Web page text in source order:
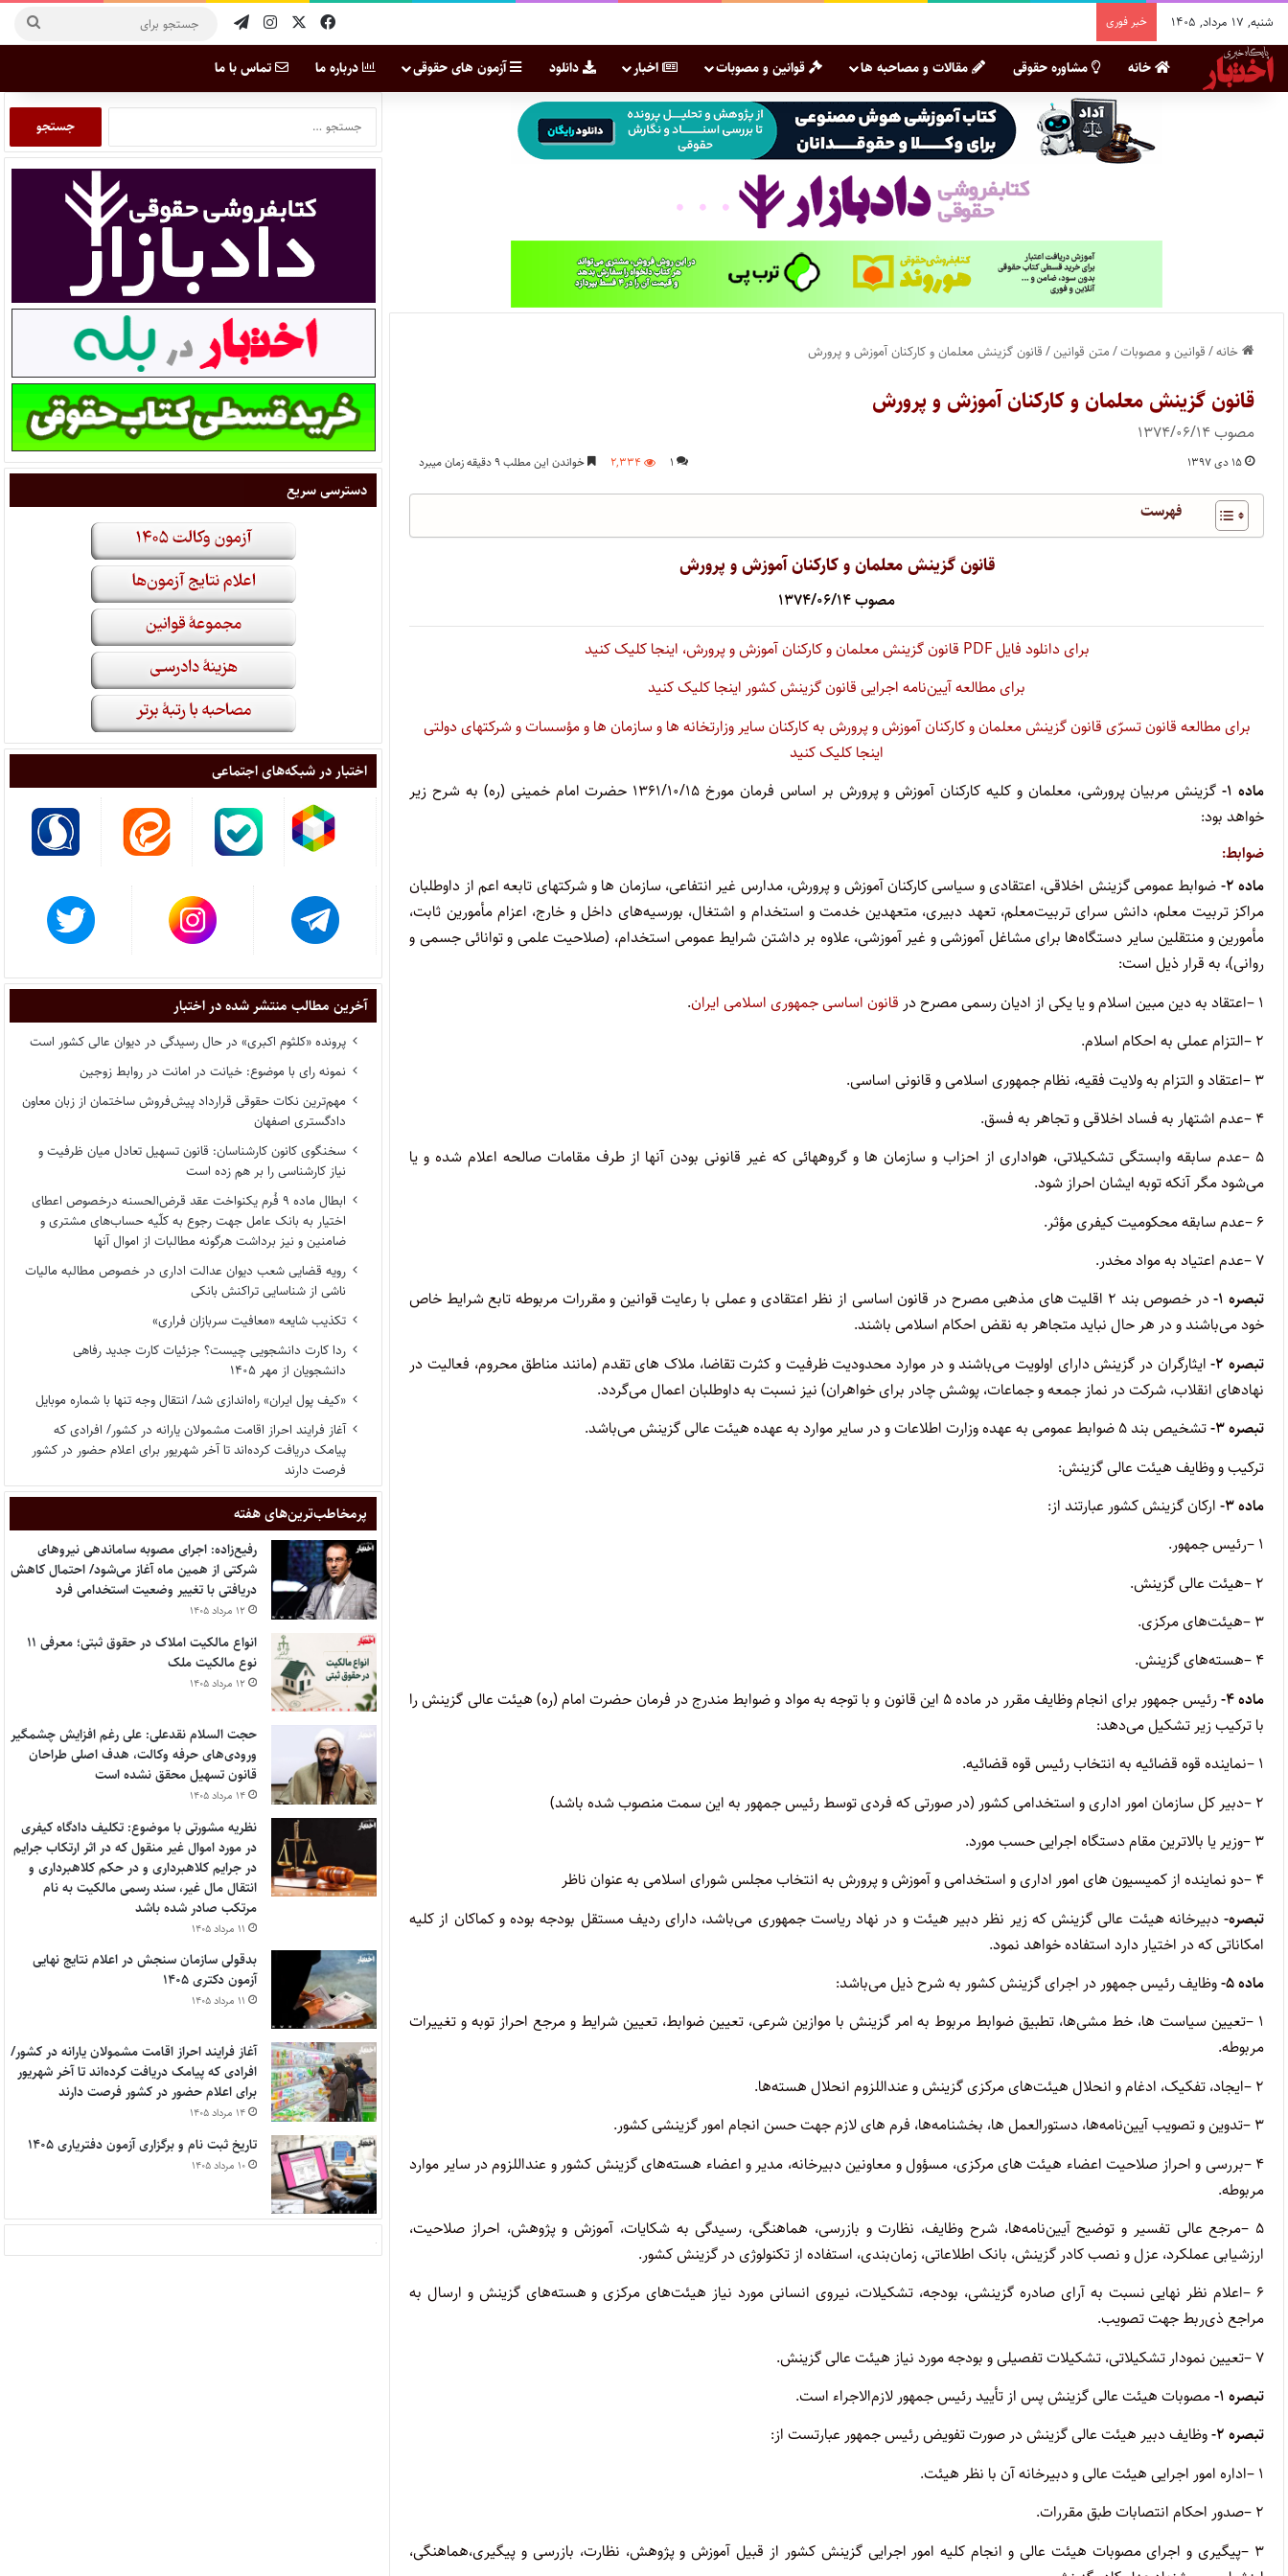
شنبه, ۱۷ مرداد, ۱۴۰۵ خبر فوری
خانه مشاوره حقوقی مقالات و مصاحبه ها قوانین و مصوبات اخبار دانلود آزمون های حقوقی درباره ما تماس با ما
خانه/قوانین و مصوبات/متن قوانین/قانون گزینش معلمان و کارکنان آموزش و پرورش
قانون گزینش معلمان و کارکنان آموزش و پرورش
مصوب ۱۳۷۴/۰۶/۱۴
۱۵ دی ۱۳۹۷ ۱ ۲,۳۳۴ خواندن این مطلب ۹ دقیقه زمان میبرد
فهرست
قانون گزینش معلمان و کارکنان آموزش و پرورش
مصوب ۱۳۷۴/۰۶/۱۴
برای دانلود فایل PDF‌ قانون گزینش معلمان و کارکنان آموزش و پرورش، اینجا کلیک کنید
برای مطالعه آیین‌نامه اجرایی قانون گزینش کشور اینجا کلیک کنید
برای مطالعه قانون تسرّی قانون گزینش معلمان و کارکنان آموزش و پرورش به کارکنان سایر وزارتخانه ها و سازمان ها و مؤسسات و شرکتهای دولتی
اینجا کلیک کنید
ماده ۱-
گزینش مربیان پرورشی، معلمان و کلیه کارکنان آموزش و پرورش بر اساس فرمان مورخ ۱۳۶۱/۱۰/۱۵ حضرت امام خمینی (‌ره) به شرح‌ زیر
خواهد بود:
ضوابط:
ماده ۲- ضوابط عمومی گزینش اخلاقی، اعتقادی و سیاسی کارکنان آموزش و پرورش، مدارس غیر انتفاعی، سازمان ها و شرکتهای تابعه اعم از‌ داوطلبان
مراکز تربیت معلم، دانش سرای تربیت‌معلم، تعهد دبیری، متعهدین خدمت و استخدام و اشتغال، بورسیه‌های داخل و خارج، اعزام مأمورین‌ ثابت،
مأمورین و منتقلین سایر دستگاه‌ها برای مشاغل آموزشی و غیر آموزشی، علاوه بر داشتن شرایط عمومی استخدام، (‌صلاحیت علمی و توانائی ‌جسمی و
روانی)، به قرار ذیل است:
۱ –اعتقاد به دین مبین اسلام و یا یکی از ادیان رسمی مصرح در قانون اساسی جمهوری اسلامی ایران.
۲ –التزام عملی به احکام اسلام.
۳ –اعتقاد و التزام به ولایت فقیه، نظام جمهوری اسلامی و قانونی اساسی.
۴ –عدم اشتهار به فساد اخلاقی و تجاهر به فسق.
۵ –عدم سابقه وابستگی تشکیلاتی، هواداری از احزاب و سازمان ها و گروههائی که غیر قانونی بودن آنها از طرف مقامات صالحه اعلام شده و یا‌
می‌شود مگر آنکه توبه ایشان احراز شود.
۶ –عدم سابقه محکومیت کیفری مؤثر.
۷ –عدم اعتیاد به مواد مخدر.
تبصره ۱-
در خصوص بند ۲ اقلیت های مذهبی مصرح در قانون اساسی از نظر اعتقادی و عملی با رعایت قوانین و مقررات مربوطه تابع شرایط ‌خاص
خود می‌باشند و در هر حال نباید متجاهر به نقض احکام اسلامی باشند.
تبصره ۲- ایثارگران در گزینش دارای اولویت می‌باشند و در موارد محدودیت ظرفیت و کثرت تقاضا، ملاک های تقدم (‌مانند مناطق محروم، فعالیت‌ در
نهادهای انقلاب، شرکت در نماز جمعه و جماعات، پوشش چادر برای خواهران) نیز نسبت به داوطلبان اعمال می‌گردد.
تبصره۳- تشخیص بند ۵ ضوابط عمومی به عهده وزارت اطلاعات و در سایر موارد به عهده هیئت عالی گزینش می‌باشد
.
ترکیب و وظایف هیئت عالی گزینش:
ماده۳- ارکان گزینش کشور عبارتند از:
۱ –رئیس جمهور.
۲ –هیئت عالی گزینش.
۳ –هیئت‌های مرکزی.
۴ –هسته‌های گزینش.
ماده۴-
رئیس جمهور برای انجام وظایف مقرر در ماده ۵ این قانون و با توجه به مواد و ضوابط مندرج در فرمان حضرت امام (‌ره) هیئت عالی‌ گزینش را
با ترکیب زیر تشکیل می‌دهد:
۱ –نماینده قوه قضائیه به انتخاب رئیس قوه قضائیه.
۲ –دبیر کل سازمان امور اداری و استخدامی کشور (‌در صورتی که فردی توسط رئیس جمهور به این سمت منصوب شده باشد)
۳ –وزیر یا بالاترین مقام دستگاه اجرایی حسب مورد.
۴ –دو نماینده از کمیسیون های امور اداری و استخدامی و آموزش و پرورش به انتخاب مجلس شورای اسلامی به عنوان ناظر
تبصره- دبیرخانه هیئت عالی گزینش که زیر نظر دبیر هیئت و در نهاد ریاست جمهوری می‌باشد، دارای ردیف مستقل بودجه بوده و کماکان از کلیه‌
امکاناتی که در اختیار دارد استفاده خواهد نمود.
ماده۵- وظایف رئیس جمهور در اجرای گزینش کشور به شرح ذیل می‌باشد:
۱ –تعیین سیاست ها، خط مشی‌ها، تطبیق ضوابط مربوط به امر گزینش با موازین شرعی، تعیین ضوابط، تعیین شرایط و مرجع احراز توبه و‌ تغییرات
مربوطه.
۲ –ایجاد، تفکیک، ادغام و انحلال هیئت‌های مرکزی گزینش و عنداللزوم انحلال هسته‌ها.
۳ –تدوین و تصویب آیین‌نامه‌ها، دستورالعمل ها، بخشنامه‌ها، فرم های لازم جهت حسن انجام امور گزینشی کشور.
۴ –بررسی و احراز صلاحیت اعضاء هیئت های مرکزی، مسؤول و معاونین دبیرخانه، مدیر و اعضاء هسته‌های گزینش کشور و عنداللزوم در سایر‌ موارد
مربوطه.
۵ –مرجع عالی تفسیر و توضیح آیین‌نامه‌ها، شرح وظایف، نظارت و بازرسی، هماهنگی، رسیدگی به شکایات، آموزش و پژوهش، احراز‌ صلاحیت،
ارزشیابی عملکرد، عزل و نصب کادر گزینش، بانک اطلاعاتی، زمان‌بندی، استفاده از تکنولوژی در گزینش کشور.
۶ –اعلام نظر نهایی نسبت به آرای صادره گزینشی، بودجه، تشکیلات، نیروی انسانی مورد نیاز هیئت‌های مرکزی و هسته‌های گزینش و ارسال به‌
مراجع ذی‌ربط جهت تصویب.
۷ –تعیین نمودار تشکیلاتی، تشکیلات تفصیلی و بودجه مورد نیاز هیئت عالی گزینش.
تبصره ۱- مصوبات هیئت عالی گزینش پس از تأیید رئیس جمهور لازم‌الاجراء است.
تبصره ۲- وظایف دبیر هیئت عالی گزینش در صورت تفویض رئیس جمهور عبارتست از:
۱ –اداره امور اجرایی هیئت عالی و دبیرخانه آن با نظر هیئت.
۲ –صدور احکام انتصابات طبق مقررات.
۳ –پیگیری و اجرای مصوبات هیئت عالی و انجام کلیه امور اجرایی گزینش کشور از قبیل آموزش و پژوهش، نظارت، بازرسی و پیگیری،‌هماهنگی،
دسترسی سریع
اختبار در شبکه‌های اجتماعی
آخرین مطالب منتشر شده در اختبار
پرونده «کلثوم اکبری» در حال رسیدگی در دیوان عالی کشور است
نمونه رای با موضوع: خیانت در امانت در روابط زوجین
مهم‌ترین نکات حقوقی قرارداد پیش‌فروش ساختمان از زبان معاون
دادگستری اصفهان
سخنگوی کانون کارشناسان: قانون تسهیل تعادل میان ظرفیت و
نیاز کارشناسی را بر هم زده است
ابطال ماده ۹ فُرم یکنواخت عقد قرض‌الحسنه درخصوص اعطای
اختیار به بانک عامل جهت رجوع به کلّیه حساب‌های مشتری و
ضامنین و نیز برداشت هرگونه مطالبات از اموال آنها
رویه قضایی شعب دیوان عدالت اداری در خصوص مطالبه مالیات
ناشی از شناسایی تراکنش بانکی
تکذیب شایعه «معافیت سربازان فراری»
ردا کارت دانشجویی چیست؟ جزئیات کارت جدید رفاهی
دانشجویان از مهر ۱۴۰۵
«کیف پول ایران» راه‌اندازی شد/ انتقال وجه تنها با شماره موبایل
آغاز فرایند احراز اقامت مشمولان یارانه در کشور/ افرادی که
پیامک دریافت کرده‌اند تا آخر شهریور برای اعلام حضور در کشور
فرصت دارند
پر‌مخاطب‌ترین‌های هفته
رفیع‌زاده: اجرای مصوبه ساماندهی نیروهای
شرکتی از همین ماه آغاز می‌شود/ احتمال کاهش
دریافتی با تغییر وضعیت استخدامی فرد
۱۲ مرداد ۱۴۰۵
انواع مالکیت املاک در حقوق ثبتی؛ معرفی ۱۱
نوع مالکیت ملک
۱۲ مرداد ۱۴۰۵
حجت السلام نقدعلی: علی رغم افزایش چشمگیر
ورودی‌های حرفه وکالت، هدف اصلی طراحان
قانون تسهیل محقق نشده است
۱۴ مرداد ۱۴۰۵
نظریه مشورتی با موضوع: تکلیف دادگاه کیفری
در مورد اموال غیر منقول که در اثر ارتکاب جرایم
در جرایم کلاهبرداری و در حکم کلاهبرداری و
انتقال مال غیر، سند رسمی مالکیت به نام
مرتکب صادر شده باشد
۱۱ مرداد ۱۴۰۵
بدقولی سازمان سنجش در اعلام نتایج نهایی
آزمون دکتری ۱۴۰۵
۱۱ مرداد ۱۴۰۵
آغاز فرایند احراز اقامت مشمولان یارانه در کشور/
افرادی که پیامک دریافت کرده‌اند تا آخر شهریور
برای اعلام حضور در کشور فرصت دارند
۱۴ مرداد ۱۴۰۵
تاریخ ثبت نام و برگزاری آزمون دفتریاری ۱۴۰۵
۱۰ مرداد ۱۴۰۵